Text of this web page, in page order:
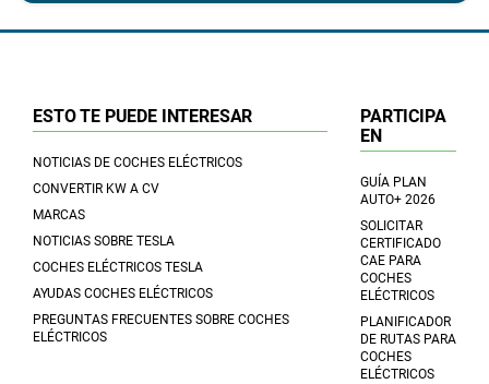
ESTO TE PUEDE INTERESAR
NOTICIAS DE COCHES ELÉCTRICOS
CONVERTIR KW A CV
MARCAS
NOTICIAS SOBRE TESLA
COCHES ELÉCTRICOS TESLA
AYUDAS COCHES ELÉCTRICOS
PREGUNTAS FRECUENTES SOBRE COCHES
ELÉCTRICOS
PARTICIPA
EN
GUÍA PLAN
AUTO+ 2026
SOLICITAR
CERTIFICADO
CAE PARA
COCHES
ELÉCTRICOS
PLANIFICADOR
DE RUTAS PARA
COCHES
ELÉCTRICOS